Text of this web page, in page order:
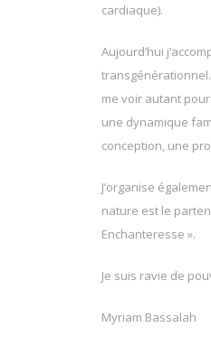
cardiaque).
Aujourd’hui
me voir autant
une dynamique
conception, une
J’organise
nature est le
Enchanteresse ».
Je suis ravie de
Myriam Bassalah